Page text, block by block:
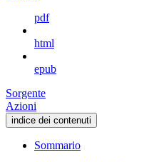
pdf
html
epub
Sorgente
Azioni
indice dei contenuti
Sommario